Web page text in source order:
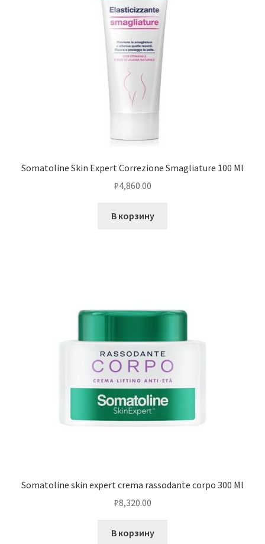
Somatoline Skin Expert Correzione Smagliature 100 Ml
₽4,860.00
В корзину
Somatoline skin expert crema rassodante corpo 300 Ml
₽8,320.00
В корзину